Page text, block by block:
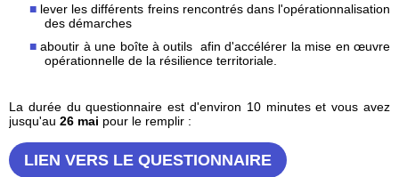
lever les différents freins rencontrés dans l'opérationnalisation
des démarches
aboutir à une boîte à outils afin d'accélérer la mise en œuvre
opérationnelle de la résilience territoriale.
La durée du questionnaire est d'environ 10 minutes et vous avez
jusqu'au 26 mai pour le remplir :
LIEN VERS LE QUESTIONNAIRE